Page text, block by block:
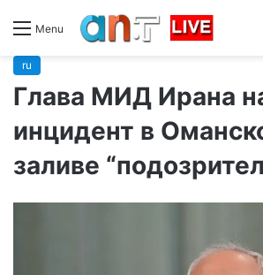
Menu
ru
Глава МИД Ирана
инцидент в
заливе